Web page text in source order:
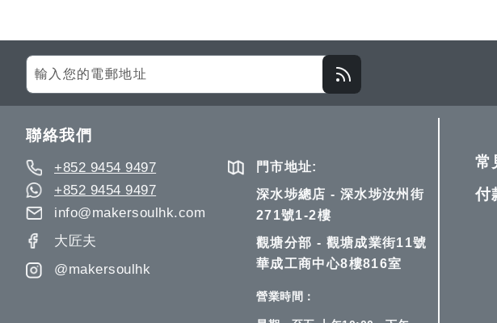
Sign
Up
for
Our
聯絡我們
+852 9454 9497
+852 9454 9497
info@makersoulhk.com
大匠夫
@makersoulhk
門市地址:
深水埗總店 - 深水埗汝州街
271號1-2樓
觀塘分部 - 觀塘成業街11號
華成工商中心8樓816室
營業時間：
常
付